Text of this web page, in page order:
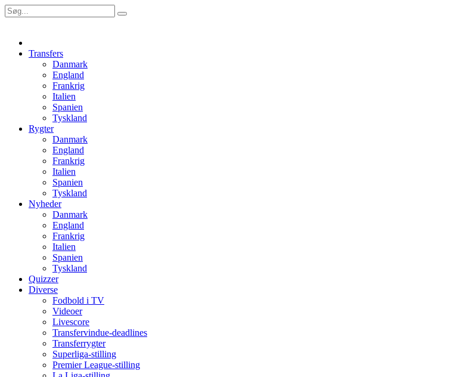
Transfers
Danmark
England
Frankrig
Italien
Spanien
Tyskland
Rygter
Danmark
England
Frankrig
Italien
Spanien
Tyskland
Nyheder
Danmark
England
Frankrig
Italien
Spanien
Tyskland
Quizzer
Diverse
Fodbold i TV
Videoer
Livescore
Transfervindue-deadlines
Transferrygter
Superliga-stilling
Premier League-stilling